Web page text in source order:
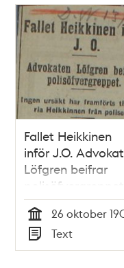
Fallet Heikkinen
inför J.O.
Löfgren beifrar
polisöfvergreppet -
pressklipp 13
november 1909
Tid
26 oktober
Typ
Text